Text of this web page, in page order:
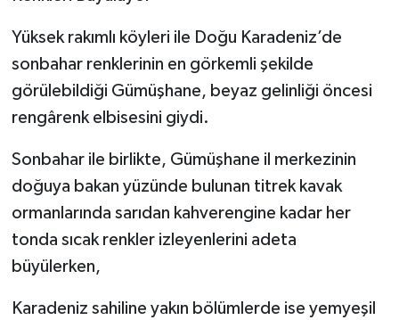
Yüksek rakımlı köyleri ile Doğu Karadeniz’de
sonbahar renklerinin en görkemli şekilde
görülebildiği Gümüşhane, beyaz gelinliği öncesi
rengârenk elbisesini giydi.
Sonbahar ile birlikte, Gümüşhane il merkezinin
doğuya bakan yüzünde bulunan titrek kavak
ormanlarında sarıdan kahverengine kadar her
tonda sıcak renkler izleyenlerini adeta
büyülerken,
Karadeniz sahiline yakın bölümlerde ise yemyeşil